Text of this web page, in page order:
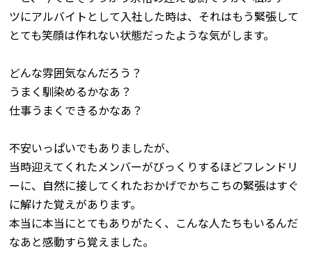
ツにアルバイトとして入社した時は、それはもう緊張して
とても笑顔は作れない状態だったような気がします。
どんな雰囲気なんだろう？
うまく馴染めるかなあ？
仕事うまくできるかなあ？
不安いっぱいでもありましたが、
当時迎えてくれたメンバーがびっくりするほどフレンドリ
ーに、自然に接してくれたおかげでかちこちの緊張はすぐ
に解けた覚えがあります。
本当に本当にとてもありがたく、こんな人たちもいるんだ
なあと感動すら覚えました。